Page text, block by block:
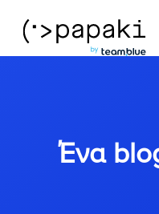
Ένα